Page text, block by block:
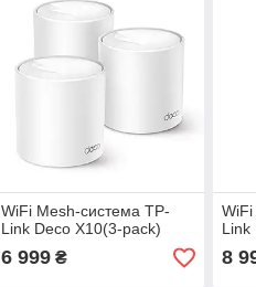
WiFi Mesh-система TP-
Link Deco X10(3-pack)
6 999₴
Link
8